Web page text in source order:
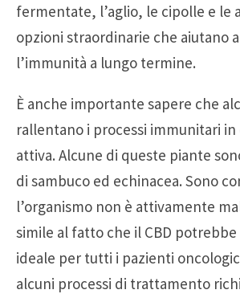
fermentate, l’aglio, le cipolle e le
opzioni straordinarie che aiutano
l’immunità a lungo termine.
È anche importante sapere che
rallentano i processi immunitari in
attiva. Alcune di queste piante
di sambuco ed echinacea. Sono
l’organismo non è attivamente
simile al fatto che il CBD potrebbe
ideale per tutti i pazienti
alcuni processi di trattamento